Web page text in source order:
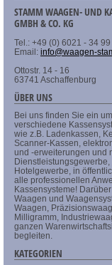
STAMM WAAGEN- UND
GMBH & CO. KG
Tel.: +49 (0) 6021 - 34 99
Email: info@waagen-
Ottostr. 14 - 16
63741 Aschaffenburg
ÜBER UNS
Bei uns finden Sie ein
verschiedene
wie z.B. Ladenkassen,
Scanner-Kassen,
und -erweiterungen und
Hotelgewerbe, in
alle professionellen
Kassensysteme!
Waagen und
Waagen,
Milligramm,
ganzen
begleiten.
KATEGORIEN